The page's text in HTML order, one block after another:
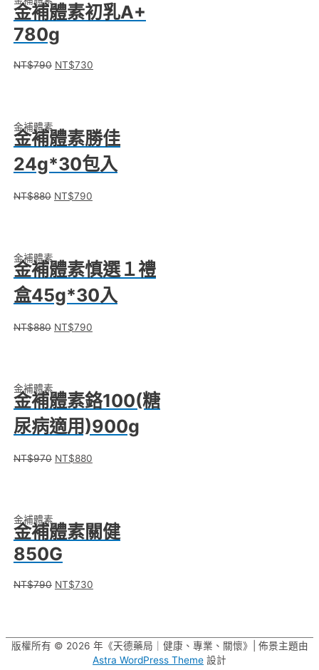
金補體素初乳A+
780g
NT$790 NT$730
金補體素
金補體素勝佳
24g*30包入
NT$880 NT$790
金補體素
金補體素慎選１禮
盒45g*30入
NT$880 NT$790
金補體素
金補體素鉻100(糖
尿病適用)900g
NT$970 NT$880
金補體素
金補體素關健
850G
NT$790 NT$730
版權所有 © 2026 年《天德藥局｜健康、專業、關懷》| 佈景主題由
Astra WordPress Theme 設計